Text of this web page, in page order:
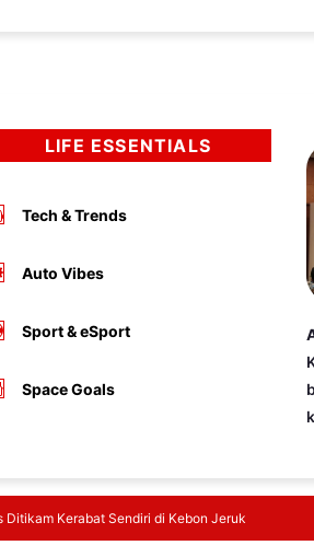
LIFE ESSENTIALS
Tech & Trends
Auto Vibes
Sport & eSport
Space Goals
Ditikam Kerabat Sendiri di Kebon Jeruk